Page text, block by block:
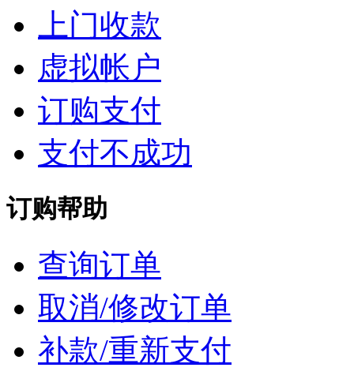
上门收款
虚拟帐户
订购支付
支付不成功
订购帮助
查询订单
取消/修改订单
补款/重新支付